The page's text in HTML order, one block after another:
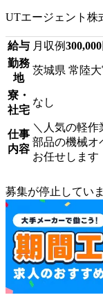
UTエージェント株
給与 月収例300,000
勤務
地
茨城県 常陸
寮・
社宅
なし
仕事
内容
＼人気の軽
部品の機械
お任せしま
募集が停止してい